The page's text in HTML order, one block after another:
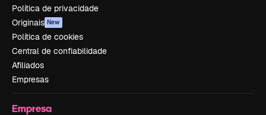
Política de privacidade
Originais New
Política de cookies
Central de confiabilidade
Afiliados
Empresas
Empresa